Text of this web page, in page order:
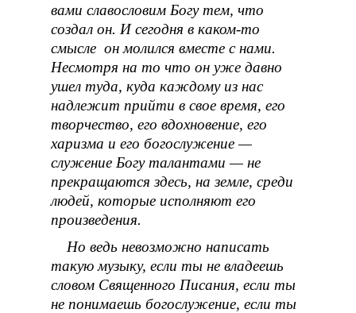
вами славословим Богу тем, что
создал он. И сегодня в каком-то
смысле он молился вместе с нами.
Несмотря на то что он уже давно
ушел туда, куда каждому из нас
надлежит прийти в свое время, его
творчество, его вдохновение, его
харизма и его богослужение —
служение Богу талантами — не
прекращаются здесь, на земле, среди
людей, которые исполняют его
произведения.
Но ведь невозможно написать
такую музыку, если ты не владеешь
словом Священного Писания, если ты
не понимаешь богослужение, если ты